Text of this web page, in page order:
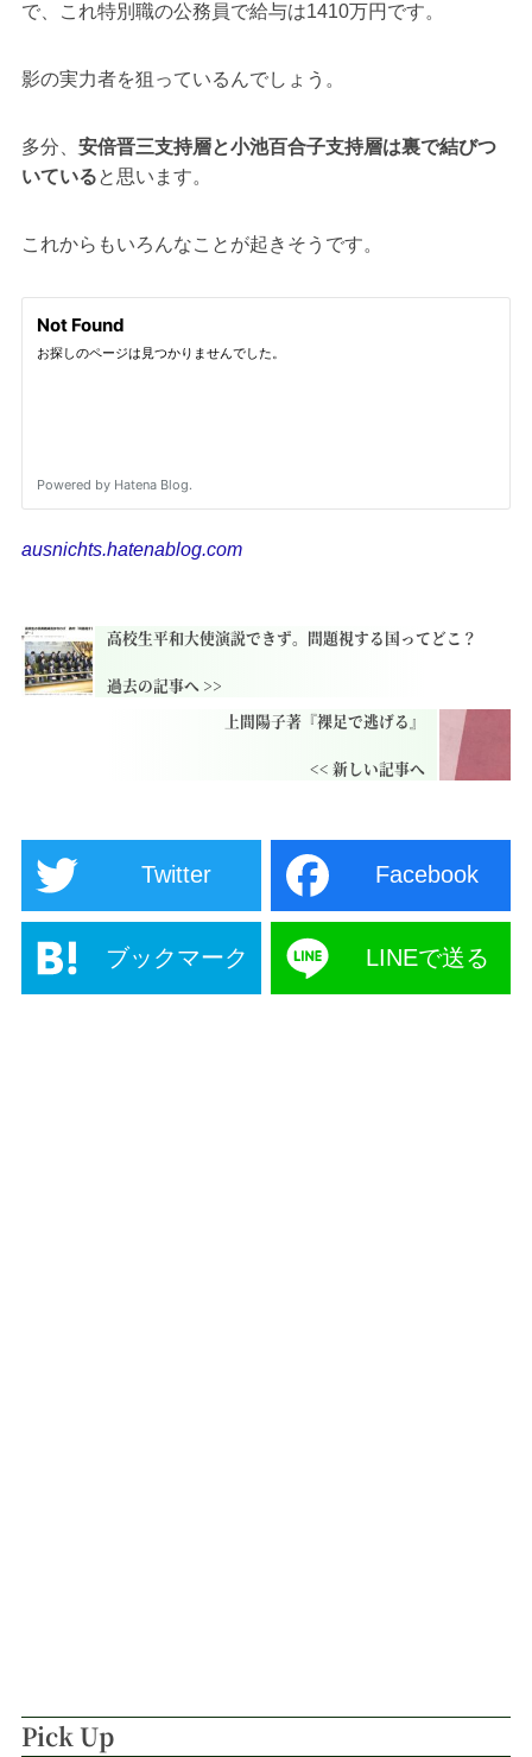
で、これ特別職の公務員で給与は1410万円です。
影の実力者を狙っているんでしょう。
多分、 安倍晋三支持層と小池百合子支持層は裏で結びつ
いていると思います。
これからもいろんなことが起きそうです。
ausnichts.hatenablog.com
高校生平和大使演説できず。問題視する国ってどこ？
上間陽子著『裸足で逃げる』
Twitter Facebook
ブックマーク LINEで送る
Pick Up